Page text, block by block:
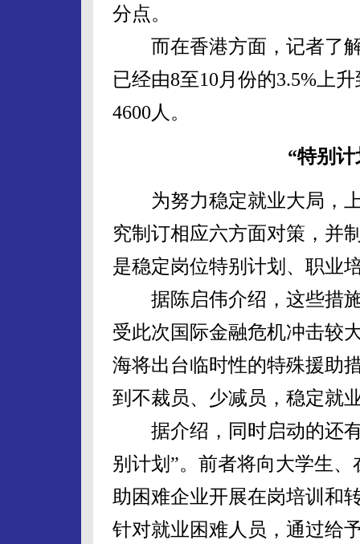
分点。
而在香港方面，记者了解
已经由8至10月份的3.5%上
4600人。
“特别
为努力稳定就业大局，上
究制订相应六方面对策，并
是稳定岗位特别计划、职业
据陈启伟介绍，这些措施
受此次国际金融危机冲击较
海将出台临时性的特殊援助
到不裁员、少减员，稳定就
据介绍，同时启动的还有
别计划”。前者将向大学生
助困难企业开展在岗培训和
针对就业困难人员，通过给